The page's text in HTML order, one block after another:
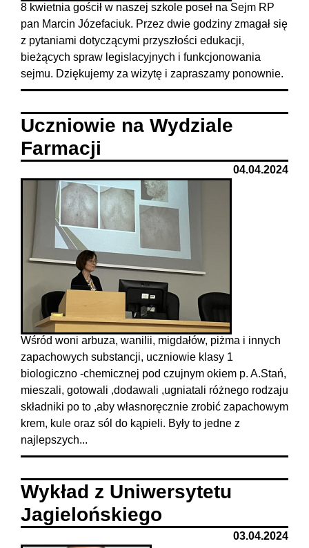
8 kwietnia gościł w naszej szkole poseł na Sejm RP
pan Marcin Józefaciuk. Przez dwie godziny zmagał się
z pytaniami dotyczącymi przyszłości edukacji,
bieżących spraw legislacyjnych i funkcjonowania
sejmu. Dziękujemy za wizytę i zapraszamy ponownie.
Uczniowie na Wydziale
Farmacji
04.04.2024
Wśród woni arbuza, wanilii, migdałów, piżma i innych
zapachowych substancji, uczniowie klasy 1
biologiczno -chemicznej pod czujnym okiem p. A.Stań,
mieszali, gotowali ,dodawali ,ugniatali różnego rodzaju
składniki po to ,aby własnoręcznie zrobić zapachowym
krem, kule oraz sól do kąpieli. Były to jedne z
najlepszych...
Wykład z Uniwersytetu
Jagielońskiego
03.04.2024